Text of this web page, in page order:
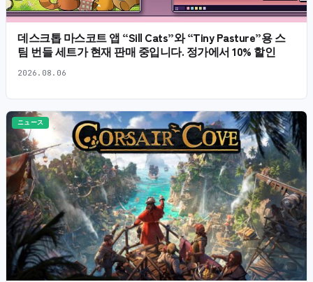
데스크톱 마스코트 앱 “Sill Cats”와 “Tiny Pasture”용 스
팀 번들 세트가 현재 판매 중입니다. 정가에서 10% 할인
2026.08.06
ニュース